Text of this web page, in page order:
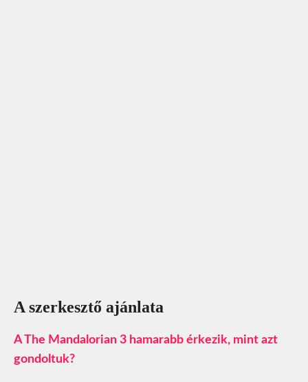
A szerkesztő ajánlata
A The Mandalorian 3 hamarabb érkezik, mint azt
gondoltuk?